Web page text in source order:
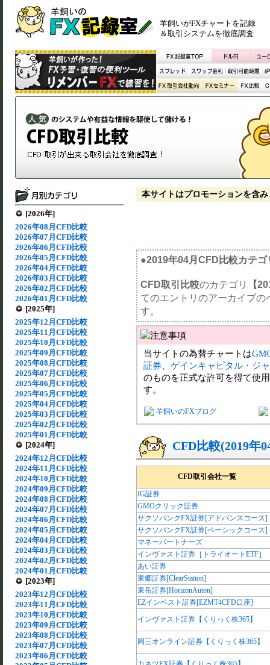
羊飼いがFXチャートを記録
＆取引システムを徹底調査
[2026年]
2026年08月CFD比較
2026年07月CFD比較
2026年06月CFD比較
2026年05月CFD比較
2026年04月CFD比較
2026年03月CFD比較
2026年02月CFD比較
2026年01月CFD比較
[2025年]
2025年12月CFD比較
2025年11月CFD比較
2025年10月CFD比較
2025年09月CFD比較
2025年08月CFD比較
2025年07月CFD比較
2025年06月CFD比較
2025年05月CFD比較
2025年04月CFD比較
2025年03月CFD比較
2025年02月CFD比較
2025年01月CFD比較
[2024年]
2024年12月CFD比較
2024年11月CFD比較
2024年10月CFD比較
2024年09月CFD比較
2024年08月CFD比較
2024年07月CFD比較
2024年06月CFD比較
2024年05月CFD比較
2024年04月CFD比較
2024年03月CFD比較
2024年02月CFD比較
2024年01月CFD比較
[2023年]
2023年12月CFD比較
2023年11月CFD比較
2023年10月CFD比較
2023年09月CFD比較
2023年08月CFD比較
2023年07月CFD比較
2023年06月CFD比較
本サイトはプロモーションを含み
●2019年04月CFD比較カテゴ
CFD取引比較のカテゴリ
【
てのエントリのアーカイブ
す。
当サイトの為替チャートは
証券
ゲインキャピタル・ジ
のものを正式な許可を得て使
す。
羊飼いのFXブログ
CFD比較(2019年
CFD取引会社一覧
IG証券
GMOクリック証券
サクソバンクFX証券[アドバンスコース]
サクソバンクFX証券[ベーシックコース]
マネーパートナーズ
インヴァスト証券［トライオートETF］
あい証券
東郷証券[ClearStation]
東岳証券[HorizonAuton]
EZインベスト証券[EZMT4CFD口座]
インヴァスト証券【くりっく株365】
岡三オンライン証券【くりっく株365】